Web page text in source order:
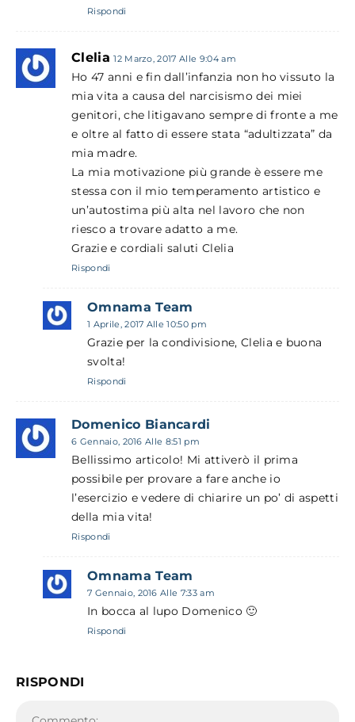
Rispondi
Clelia 12 Marzo, 2017 Alle 9:04 am
Ho 47 anni e fin dall’infanzia non ho vissuto la
mia vita a causa del narcisismo dei miei
genitori, che litigavano sempre di fronte a me
e oltre al fatto di essere stata “adultizzata” da
mia madre.
La mia motivazione più grande è essere me
stessa con il mio temperamento artistico e
un’autostima più alta nel lavoro che non
riesco a trovare adatto a me.
Grazie e cordiali saluti Clelia
Rispondi
Omnama Team
1 Aprile, 2017 Alle 10:50 pm
Grazie per la condivisione, Clelia e buona
svolta!
Rispondi
Domenico Biancardi
6 Gennaio, 2016 Alle 8:51 pm
Bellissimo articolo! Mi attiverò il prima
possibile per provare a fare anche io
l’esercizio e vedere di chiarire un po’ di aspetti
della mia vita!
Rispondi
Omnama Team
7 Gennaio, 2016 Alle 7:33 am
In bocca al lupo Domenico 🙂
Rispondi
RISPONDI